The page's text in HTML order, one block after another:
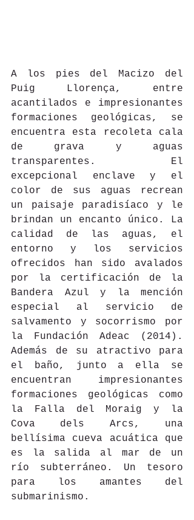
A los pies del Macizo del
Puig Llorença, entre
acantilados e impresionantes
formaciones geológicas, se
encuentra esta recoleta cala
de grava y aguas
transparentes. El
excepcional enclave y el
color de sus aguas recrean
un paisaje paradisíaco y le
brindan un encanto único. La
calidad de las aguas, el
entorno y los servicios
ofrecidos han sido avalados
por la certificación de la
Bandera Azul y la mención
especial al servicio de
salvamento y socorrismo por
la Fundación Adeac (2014).
Además de su atractivo para
el baño, junto a ella se
encuentran impresionantes
formaciones geológicas como
la Falla del Moraig y la
Cova dels Arcs, una
bellísima cueva acuática que
es la salida al mar de un
río subterráneo. Un tesoro
para los amantes del
submarinismo.